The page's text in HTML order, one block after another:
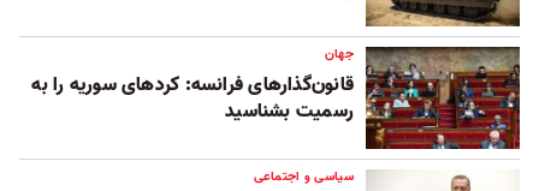
جهان
قانون‌گذارهای فرانسه: کردهای سوریه را به
رسمیت بشناسید
سیاسی و اجتماعی